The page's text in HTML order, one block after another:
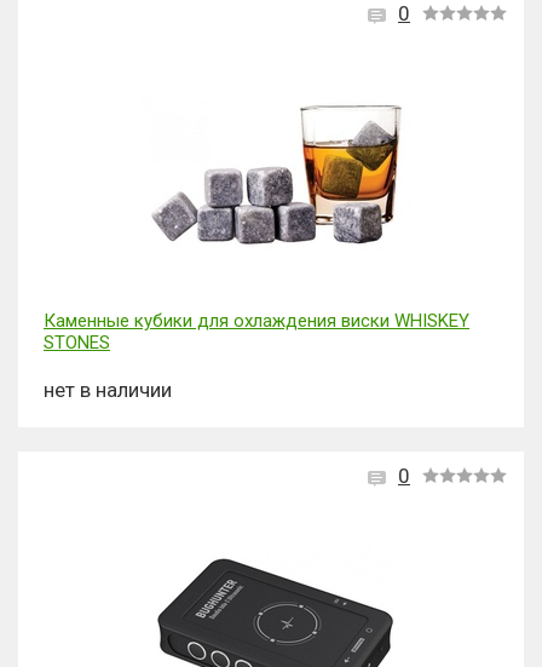
0
Каменные кубики для охлаждения виски WHISKEY
STONES
нет в наличии
0